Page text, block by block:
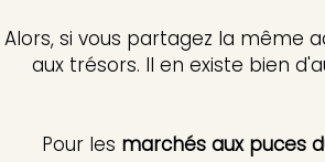
Alors, si vous partagez la même
aux trésors. Il en existe bien
Pour les marchés aux puces